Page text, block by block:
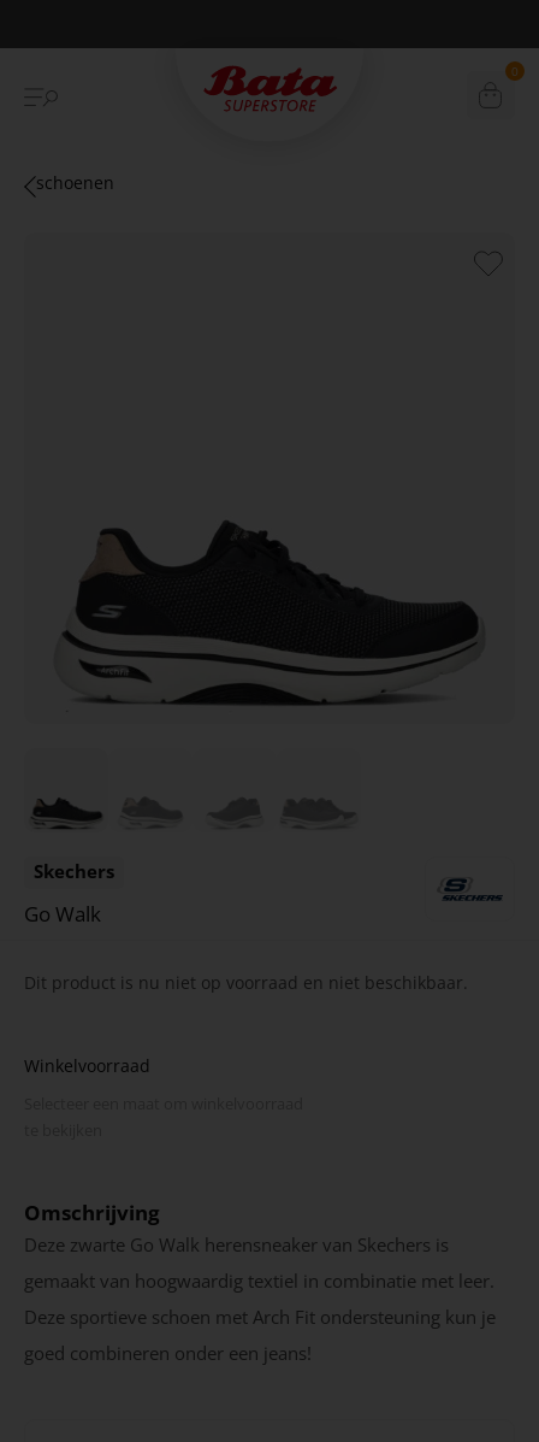
Betaal achteraf met Klarna 0
schoenen
Skechers
Go Walk
Dit product is nu niet op voorraad en niet beschikbaar.
Winkelvoorraad
Omschrijving
Deze zwarte Go Walk herensneaker van Skechers is
gemaakt van hoogwaardig textiel in combinatie met leer.
Deze sportieve schoen met Arch Fit ondersteuning kun je
goed combineren onder een jeans!